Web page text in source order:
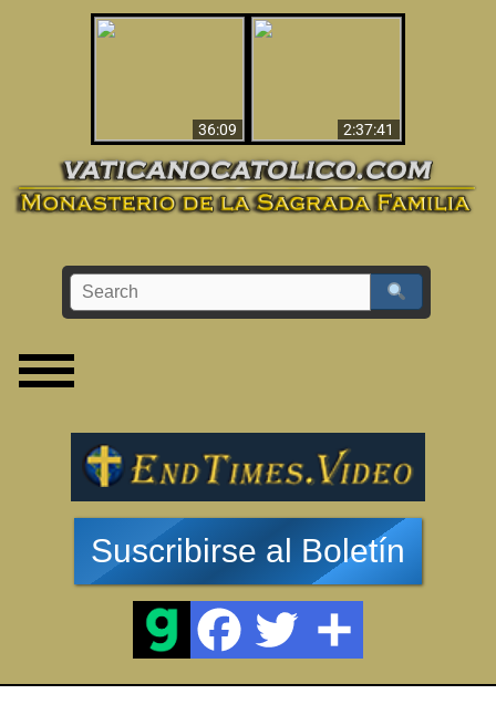
36:09
2:37:41
Suscribirse al Boletín